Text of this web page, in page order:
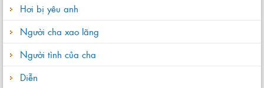
Hơi bị yêu anh
Người cha xao lãng
Người tình của cha
Diễn